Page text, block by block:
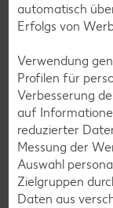
.
je 6 - 12 St. = 398 - 560-ml-
(1 l = 5.34 - 7.52)
2.99
automatisch
Erfolgs von
Verwendung
Profilen für
Verbesserung
auf
reduzierter
Messung der
Auswahl
Zielgruppen
Daten aus